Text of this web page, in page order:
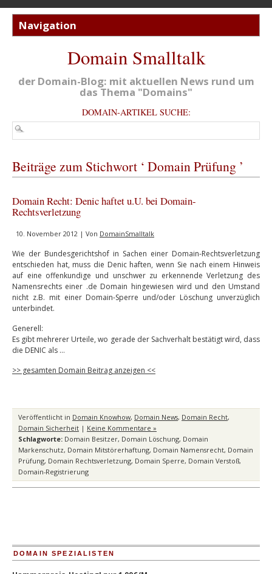
Domain Smalltalk
der Domain-Blog: mit aktuellen News rund um
das Thema "Domains"
DOMAIN-ARTIKEL SUCHE:
Beiträge zum Stichwort ‘ Domain Prüfung ’
Domain Recht: Denic haftet u.U. bei Domain-
Rechtsverletzung
10. November 2012 | Von DomainSmalltalk
Wie der Bundesgerichtshof in Sachen einer Domain-Rechtsverletzung
entschieden hat, muss die Denic haften, wenn Sie nach einem Hinweis
auf eine offenkundige und unschwer zu erkennende Verletzung des
Namensrechts einer .de Domain hingewiesen wird und den Umstand
nicht z.B. mit einer Domain-Sperre und/oder Löschung unverzüglich
unterbindet.
Generell:
Es gibt mehrerer Urteile, wo gerade der Sachverhalt bestätigt wird, dass
die DENIC als …
>> gesamten Domain Beitrag anzeigen <<
Veröffentlicht in Domain Knowhow, Domain News, Domain Recht,
Domain Sicherheit | Keine Kommentare »
Schlagworte: Domain Besitzer, Domain Löschung, Domain
Markenschutz, Domain Mitstörerhaftung, Domain Namensrecht, Domain
Prüfung, Domain Rechtsverletzung, Domain Sperre, Domain Verstoß,
Domain-Registrierung
DOMAIN SPEZIALISTEN